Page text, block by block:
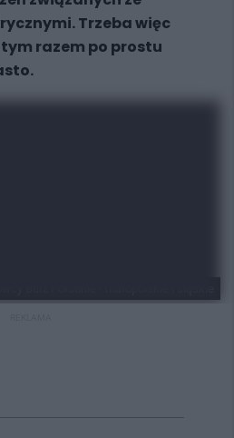
Trzeba więc
tym razem po prostu